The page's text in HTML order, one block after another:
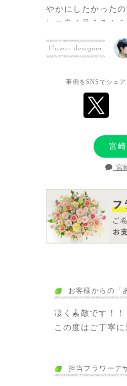
やかにしたかった
ンス良く見えるよ
お客様の想い
Flower designer
事例をSNSでシェア
宮
宮
お客様からの「
凄く素敵です！！
この度はご丁寧
担当フラワーデ